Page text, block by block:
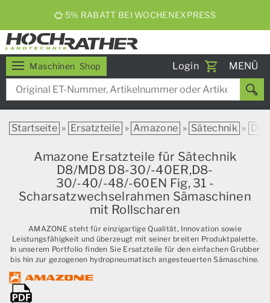
5% RABATT BEI WOCHENEXPRESS
Maschinen Shop Login
Toggle
MENÜ
Startseite » Ersatzteile » Amazone » Sätechnik »
Amazone Ersatzteile für Sätechnik
D8/MD8 D8-30/-40ER,D8-
30/-40/-48/-60EN Fig, 31 -
Scharsatzwechselrahmen Sämaschinen
mit Rollscharen
AMAZONE steht für einzigartige Qualität, Innovation sowie
Leistungsfähigkeit und überzeugt mit seiner breiten Produktpalette.
In unserem Portfolio finden Sie Ersatzteile für den einfachen Grubber
bis hin zur gezogenen hydropneumatisch angesteuerten Sämaschine.